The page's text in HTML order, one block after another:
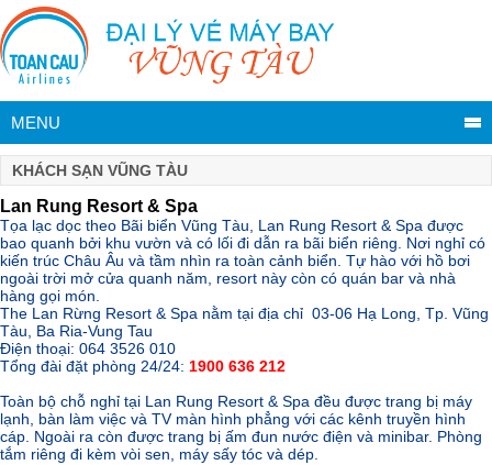
MENU
KHÁCH SẠN VŨNG TÀU
Lan Rung Resort & Spa
Tọa lạc dọc theo Bãi biển Vũng Tàu, Lan Rung Resort & Spa được
bao quanh bởi khu vườn và có lối đi dẫn ra bãi biển riêng. Nơi nghỉ có
kiến trúc Châu Âu và tầm nhìn ra toàn cảnh biển. Tự hào với hồ bơi
ngoài trời mở cửa quanh năm, resort này còn có quán bar và nhà
hàng gọi món.
The Lan Rừng Resort & Spa nằm tại địa chỉ 03-06 Hạ Long, Tp. Vũng
Tàu, Ba Ria-Vung Tau
Điện thoại: 064 3526 010
Tổng đài đặt phòng 24/24: 1900 636 212
Toàn bộ chỗ nghỉ tại Lan Rung Resort & Spa đều được trang bị máy
lạnh, bàn làm việc và TV màn hình phẳng với các kênh truyền hình
cáp. Ngoài ra còn được trang bị ấm đun nước điện và minibar. Phòng
tắm riêng đi kèm vòi sen, máy sấy tóc và dép.